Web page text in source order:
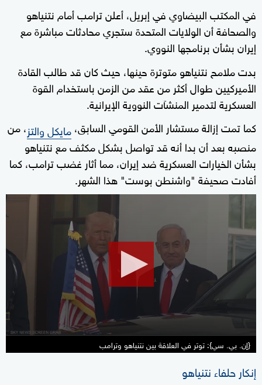
في المكتب البيضاوي في إبريل، أعلن ترامب أمام نتنياهو
والصحافة أن الولايات المتحدة ستجري محادثات مباشرة مع
إيران بشأن برنامجها النووي.
بدت ملامح نتنياهو متوترة حينها، حيث كان قد طالب القادة
الأميركيين طوال أكثر من عقد من الزمن باستخدام القوة
العسكرية لتدمير المنشآت النووية الإيرانية.
كما تمت إزالة مستشار الأمن القومي السابق،مايكل والتز، من
منصبه بعد أن بدا أنه قد تواصل بشكل مكثف مع نتنياهو
بشأن الخيارات العسكرية ضد إيران، مما أثار غضب ترامب، كما
أفادت صحيفة "واشنطن بوست" هذا الشهر.
0
seconds
minutes,
28
{إن. بي. سي}: توتر في العلاقة بين نتنياهو وترامب
إنكار حلفاء نتنياهو